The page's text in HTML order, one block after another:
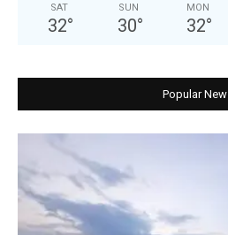
SAT
32°
SUN
30°
MON
32°
Popular